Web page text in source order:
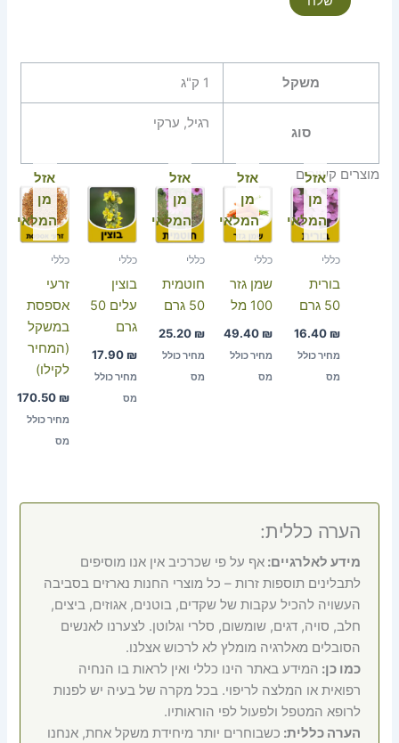
משקל 1 ק"ג
סוג
רגיל, ערקי
מוצרים קשורים
אזל
מן
המלאי
כללי
בורית
50 גרם
16.40 ₪
מחיר כולל
מס
אזל
מן
המלאי
כללי
שמן גזר
100 מל
49.40 ₪
מחיר כולל
מס
אזל
מן
המלאי
כללי
חוטמית
50 גרם
25.20 ₪
מחיר כולל
מס
כללי
בוצין
עלים 50
גרם
17.90 ₪
מחיר כולל
מס
אזל
מן
המלאי
כללי
זרעי
אספסת
במשקל
(המחיר
לקילו)
170.50 ₪
מחיר כולל
מס
הערה כללית:
מידע לאלרגיים:אף על פי שכרכיב אין אנו מוסיפים
לתבלינים תוספות זרות – כל מוצרי החנות נארזים בסביבה
העשויה להכיל עקבות של שקדים, בוטנים, אגוזים, ביצים,
חלב, סויה, דגים, שומשום, סלרי וגלוטן. לצערנו לאנשים
הסובלים מאלרגיה מומלץ לא לרכוש אצלנו.
כמו כן: המידע באתר הינו כללי ואין לראות בו הנחיה
רפואית או המלצה לריפוי. בכל מקרה של בעיה יש לפנות
לרופא המטפל ולפעול לפי הוראותיו.
הערה כללית: כשבוחרים יותר מיחידת משקל אחת, אנחנו